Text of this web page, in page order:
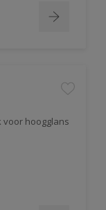
voor hoogglans